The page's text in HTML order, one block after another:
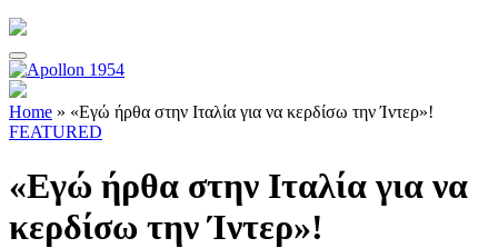
Home » «Εγώ ήρθα στην Ιταλία για να κερδίσω την Ίντερ»!
FEATURED
«Εγώ ήρθα στην Ιταλία για να
κερδίσω την Ίντερ»!